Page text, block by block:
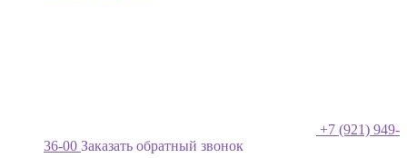
+7 (921) 949-
36-00 Заказать обратный звонок